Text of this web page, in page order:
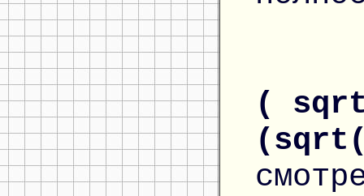
(